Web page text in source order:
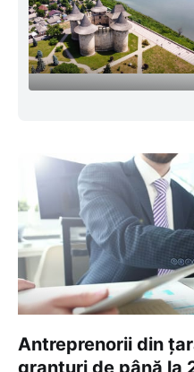
Antreprenorii din
granturi de până la